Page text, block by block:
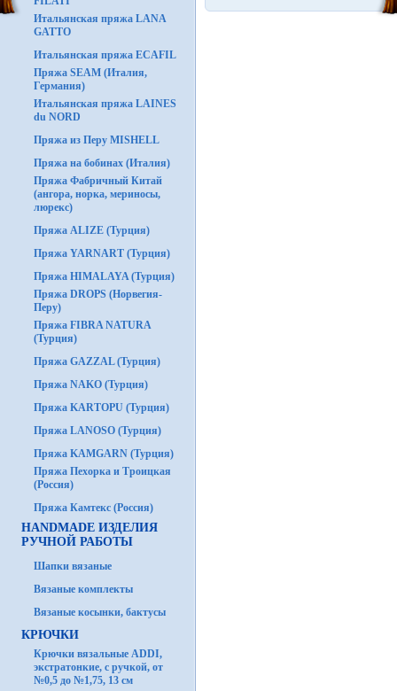
Итальянская пряжа LANA
GATTO
Итальянская пряжа ECAFIL
Пряжа SEAM (Италия,
Германия)
Итальянская пряжа LAINES
du NORD
Пряжа из Перу MISHELL
Пряжа на бобинах (Италия)
Пряжа Фабричный Китай
(ангора, норка, мериносы,
люрекс)
Пряжа ALIZE (Турция)
Пряжа YARNART (Турция)
Пряжа HIMALAYA (Турция)
Пряжа DROPS (Норвегия-
Перу)
Пряжа FIBRA NATURA
(Турция)
Пряжа GAZZAL (Турция)
Пряжа NAKO (Турция)
Пряжа KARTOPU (Турция)
Пряжа LANOSO (Турция)
Пряжа KAMGARN (Турция)
Пряжа Пехорка и Троицкая
(Россия)
Пряжа Камтекс (Россия)
HANDMADE ИЗДЕЛИЯ
РУЧНОЙ РАБОТЫ
Шапки вязаные
Вязаные комплекты
Вязаные косынки, бактусы
КРЮЧКИ
Крючки вязальные ADDI,
экстратонкие, с ручкой, от
№0,5 до №1,75, 13 см